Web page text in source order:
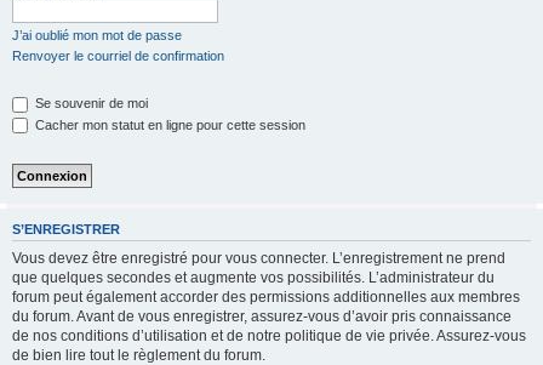
J’ai oublié mon mot de passe
Renvoyer le courriel de confirmation
Se souvenir de moi
Cacher mon statut en ligne pour cette session
S’ENREGISTRER
Vous devez être enregistré pour vous connecter. L’enregistrement ne prend
que quelques secondes et augmente vos possibilités. L’administrateur du
forum peut également accorder des permissions additionnelles aux membres
du forum. Avant de vous enregistrer, assurez-vous d’avoir pris connaissance
de nos conditions d’utilisation et de notre politique de vie privée. Assurez-vous
de bien lire tout le règlement du forum.